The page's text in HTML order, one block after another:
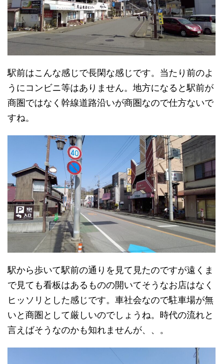
駅前はこんな感じで長閑な感じです。当たり前のよ
うにコンビニ等はありません。地方になると駅前が
商圏ではなく幹線道路沿いが商圏なので仕方ないで
すね。
駅から歩いて駅前の通りを見て見たのですが遠くま
で見ても看板はあるものの開いてそうなお店はなく
ヒッソリとした感じです。車社会なので駐車場が無
いと商圏として厳しいのでしょうね。時代の流れと
言えばそうなのかも知れませんが、、。